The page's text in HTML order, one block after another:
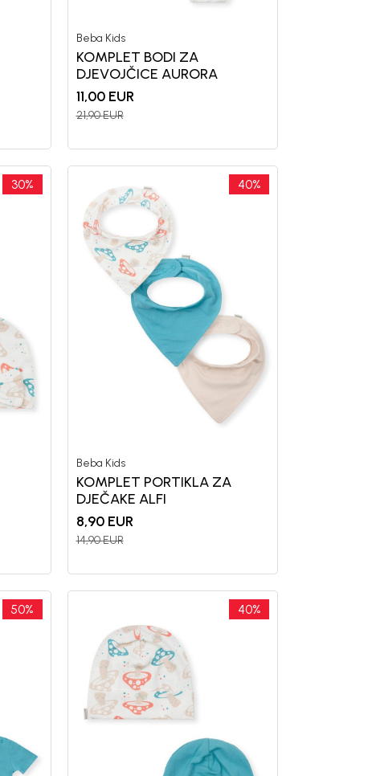
Beba Kids
KOMPLET BODI ZA
DJEVOJČICE AURORA
11,00 EUR
21,90EUR
30% 40%
Beba Kids
KOMPLET PORTIKLA ZA
DJEČAKE ALFI
8,90 EUR
14,90EUR
50% 40%
kupovinu
Tiket koda!